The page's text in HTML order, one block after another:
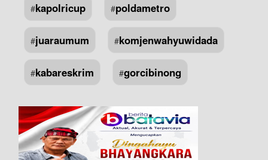
#kapolricup #poldametro
#juaraumum #komjenwahyuwidada
#kabareskrim #gorcibinong